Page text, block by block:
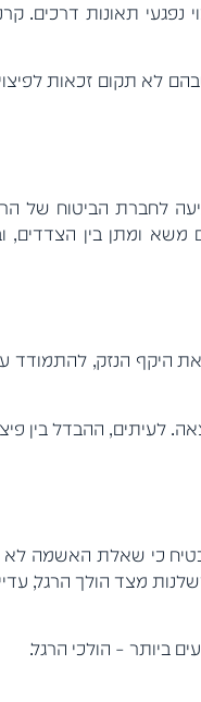
תאונות דרכים.
לא תקום זכאות
לחברת הביטוח של
ומתן בין הצדדים,
היקף הנזק, להתמודד
לעיתים, ההבדל בין
כי שאלת האשמה
מצד הולך הרגל,
ביותר – הולכי הרגל.